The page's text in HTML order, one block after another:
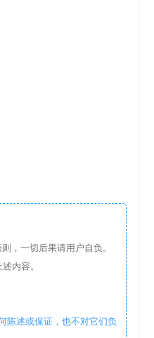
，一切后果请用户自负。
内容。
陈述或保证，也不对它们负